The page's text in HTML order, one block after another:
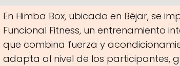
En Himba Box, ubicado en Béjar, se
Funcional Fitness, un entrenamiento
que combina fuerza y
adapta al nivel de los participantes,